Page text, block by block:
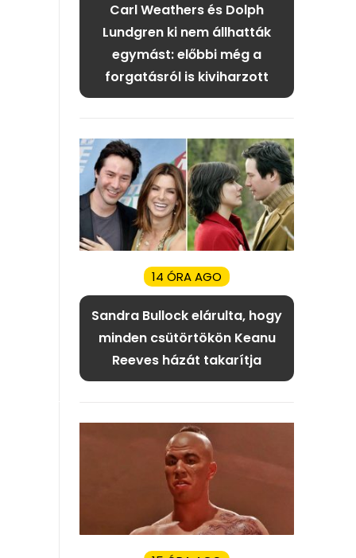
Carl Weathers és Dolph
Lundgren ki nem állhatták
egymást: előbbi még a
forgatásról is kiviharzott
14 ÓRA AGO
Sandra Bullock elárulta, hogy
minden csütörtökön Keanu
Reeves házát takarítja